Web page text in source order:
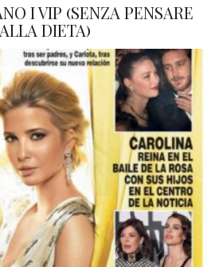
I VIP (SENZA PENSARE
ALLA DIETA)